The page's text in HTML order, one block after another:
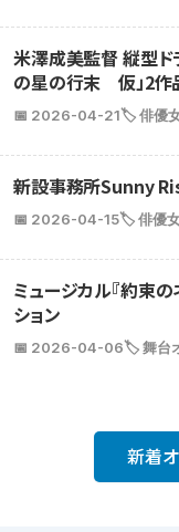
米澤成美監督 縦型ド
の星の行末 仮」2作
📅 2026-04-21🏷️ 俳優
新設事務所Sunny
📅 2026-04-15🏷️ 俳優
ミュージカル『約束
ション
📅 2026-04-06🏷️ 舞台
新着